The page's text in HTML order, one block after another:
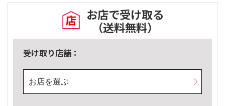
お店で受け取る
（送料無料）
受け取り店舗：
お店を選ぶ